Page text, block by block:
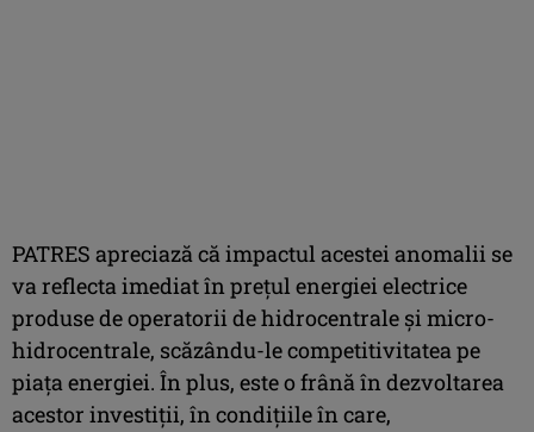
PATRES apreciază că impactul acestei anomalii se
va reflecta imediat în prețul energiei electrice
produse de operatorii de hidrocentrale și micro-
hidrocentrale, scăzându-le competitivitatea pe
piața energiei. În plus, este o frână în dezvoltarea
acestor investiții, în condițiile în care,